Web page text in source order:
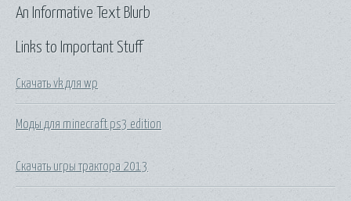
Links to Important Stuff
Скачать vk для wp
Моды для minecraft ps3 edition
Скачать игры трактора 2013
An Informative Text Blurb